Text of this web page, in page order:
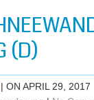
(D)
| ON APRIL 29, 2017